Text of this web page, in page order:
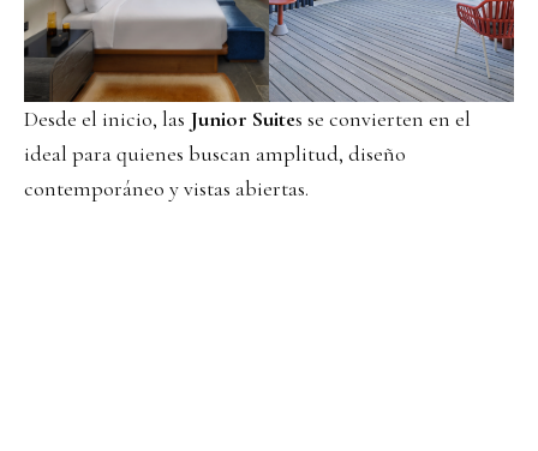
Desde el inicio, las Junior Suites se convierten en el
ideal para quienes buscan amplitud, diseño
contemporáneo y vistas abiertas.